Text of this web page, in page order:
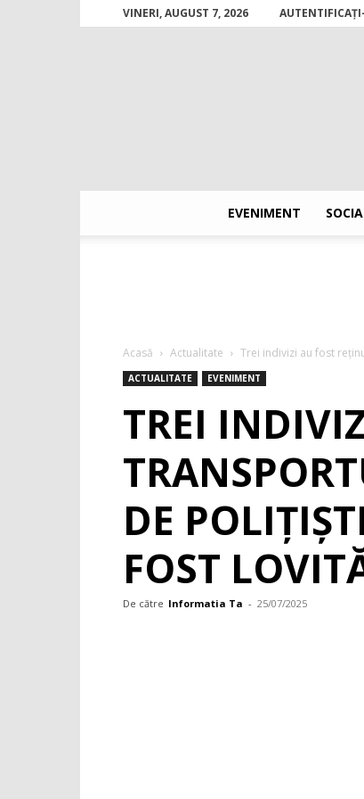
VINERI, AUGUST 7, 2026
EVENIMENT
Acasă Actualitate Trei indivizi au fost
ACTUALITATE EVENIMENT
TREI
DE
FOST
De către Informatia Ta - 25/07/2025